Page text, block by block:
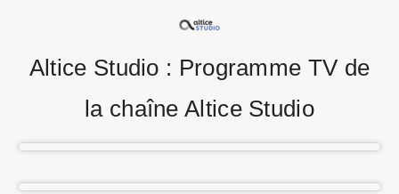
Altice Studio : Programme TV de
la chaîne Altice Studio